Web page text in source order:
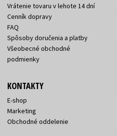
Vrátenie tovaru v lehote 14 dní
Cenník dopravy
FAQ
Spôsoby doručenia a platby
Všeobecné obchodné
podmienky
KONTAKTY
E-shop
Marketing
Obchodné oddelenie